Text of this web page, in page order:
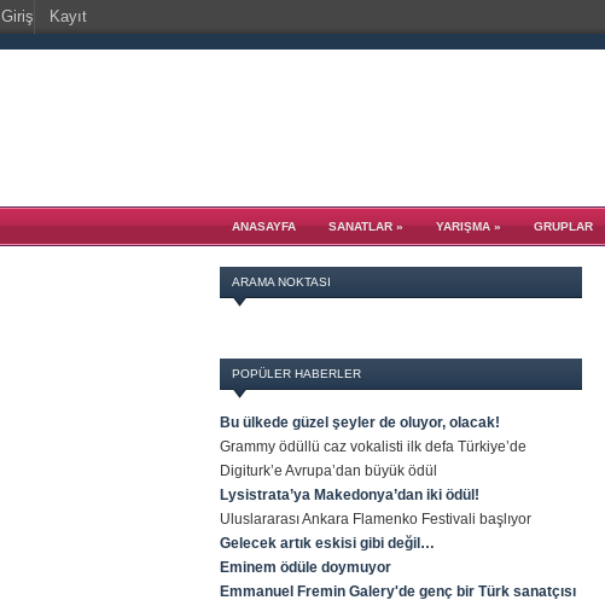
ANASAYFA SANATLAR» YARIŞMA» GRUPLAR
ARAMA NOKTASI
POPÜLER HABERLER
Bu ülkede güzel şeyler de oluyor, olacak!
Grammy ödüllü caz vokalisti ilk defa Türkiye’de
Digiturk’e Avrupa’dan büyük ödül
Lysistrata’ya Makedonya’dan iki ödül!
Uluslararası Ankara Flamenko Festivali başlıyor
Gelecek artık eskisi gibi değil…
Eminem ödüle doymuyor
Emmanuel Fremin Galery'de genç bir Türk sanatçısı
Giriş Kayıt